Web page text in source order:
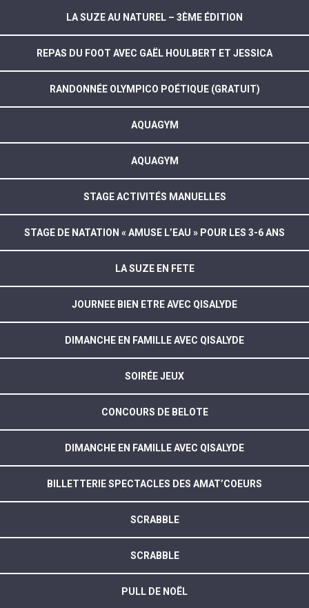
LA SUZE AU NATUREL – 3ÈME ÉDITION
REPAS DU FOOT AVEC GAËL HOULBERT ET JESSICA
RANDONNÉE OLYMPICO POÉTIQUE (GRATUIT)
AQUAGYM
AQUAGYM
STAGE ACTIVITÉS MANUELLES
STAGE DE NATATION « AMUSE L’EAU » POUR LES 3-6 ANS
LA SUZE EN FETE
JOURNEE BIEN ETRE AVEC QISALYDE
DIMANCHE EN FAMILLE AVEC QISALYDE
SOIRÉE JEUX
CONCOURS DE BELOTE
DIMANCHE EN FAMILLE AVEC QISALYDE
BILLETTERIE SPECTACLES DES AMAT’COEURS
SCRABBLE
SCRABBLE
PULL DE NOËL